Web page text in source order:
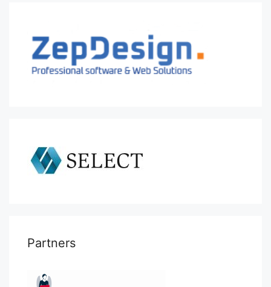
Partners